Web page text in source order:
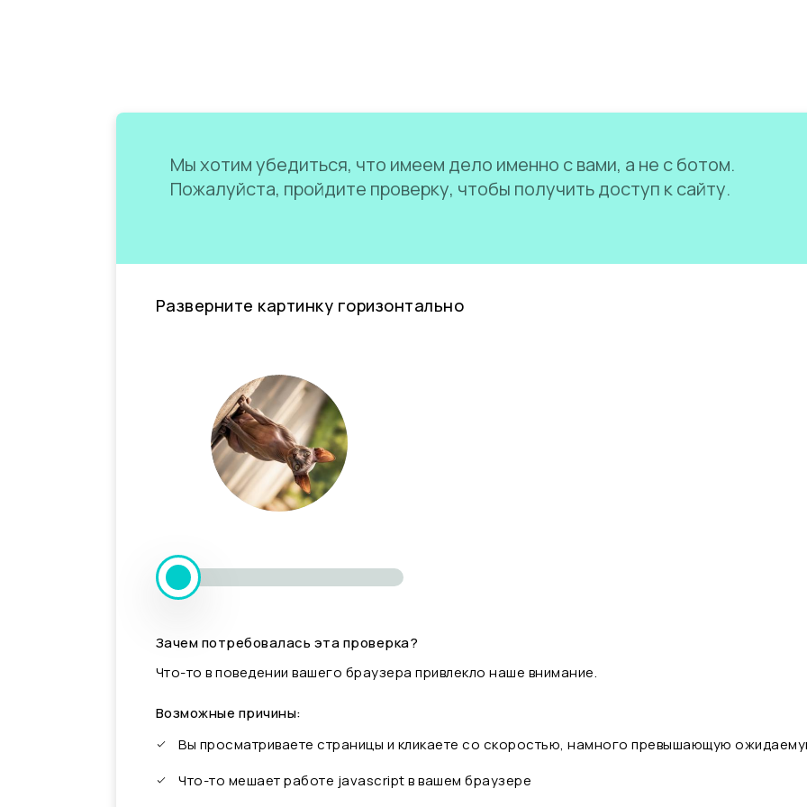
Мы хотим убедиться, что имеем дело именно с вами, а не с ботом.
Пожалуйста, пройдите проверку, чтобы получить доступ к сайту.
Разверните картинку горизонтально
Зачем потребовалась эта проверка?
Что-то в поведении вашего браузера привлекло наше внимание.
Возможные причины:
Вы просматриваете страницы и кликаете со скоростью, намного превышающую
Что-то мешает работе javascript в вашем браузере